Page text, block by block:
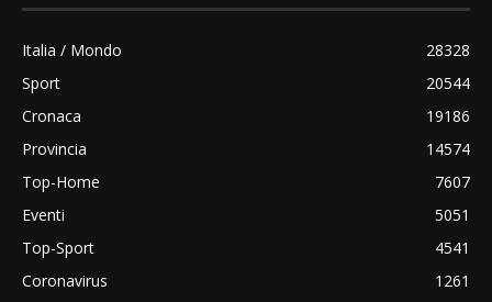
Italia / Mondo
28328
Sport
20544
Cronaca
19186
Provincia
14574
Top-Home
7607
Eventi
5051
Top-Sport
4541
Coronavirus
1261